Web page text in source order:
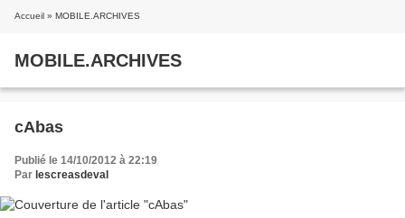
Accueil » MOBILE.ARCHIVES
MOBILE.ARCHIVES
cAbas
Publié le 14/10/2012 à 22:19
Par lescreasdeval